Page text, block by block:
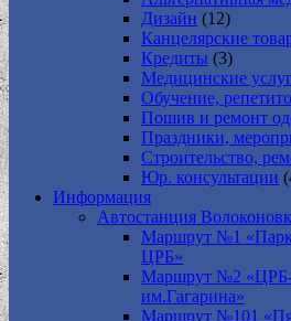
Дизайн (12)
Канцелярские
Кредиты (3)
Медицинские
Обучение,
Пошив и ремонт
Праздники,
Строительство,
Юр. консультации
Информация
Автостанция
Маршрут №1 «Парк
ЦРБ»
Маршрут №2
им.Гагарина»
Маршрут №101